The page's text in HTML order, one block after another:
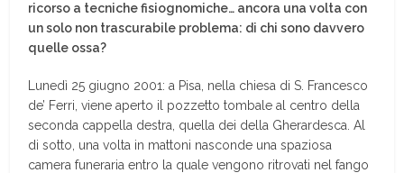
ricorso a tecniche fisiognomiche… ancora una volta con
un solo non trascurabile problema: di chi sono davvero
quelle ossa?
Lunedì 25 giugno 2001: a Pisa, nella chiesa di S. Francesco
de’ Ferri, viene aperto il pozzetto tombale al centro della
seconda cappella destra, quella dei della Gherardesca. Al
di sotto, una volta in mattoni nasconde una spaziosa
camera funeraria entro la quale vengono ritrovati nel fango